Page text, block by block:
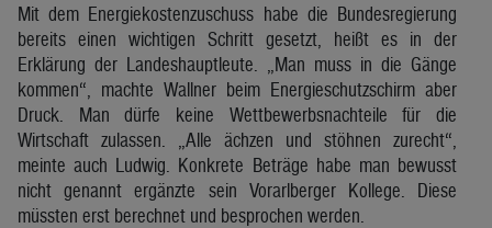
Mit dem Energiekostenzuschuss habe die Bundesregierung
bereits einen wichtigen Schritt gesetzt, heißt es in der
Erklärung der Landeshauptleute. „Man muss in die Gänge
kommen“, machte Wallner beim Energieschutzschirm aber
Druck. Man dürfe keine Wettbewerbsnachteile für die
Wirtschaft zulassen. „Alle ächzen und stöhnen zurecht“,
meinte auch Ludwig. Konkrete Beträge habe man bewusst
nicht genannt ergänzte sein Vorarlberger Kollege. Diese
müssten erst berechnet und besprochen werden.